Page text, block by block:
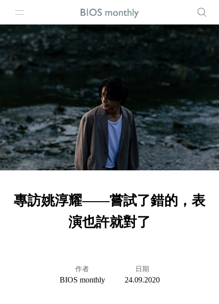
專訪姚淳耀——嘗試了錯的，表
演也許就對了
作者
BIOS monthly
日期
24.09.2020